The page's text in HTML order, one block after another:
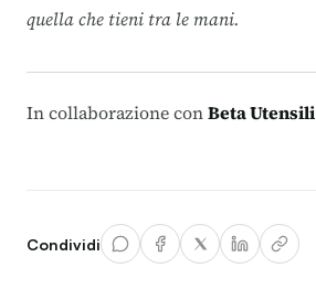
quella che tieni tra le mani.
In collaborazione conBeta Utensili
Condividi